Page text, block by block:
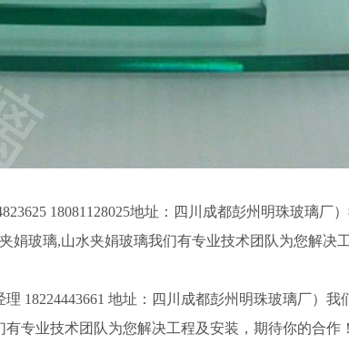
18081128025地址：四川成都彭州明珠玻璃厂
娟玻璃,山水夹娟玻璃我们有专业技术团队为您解决
18224443661 地址：四川成都彭州明珠玻璃厂）我
专业技术团队为您解决工程及安装，期待你的合作！